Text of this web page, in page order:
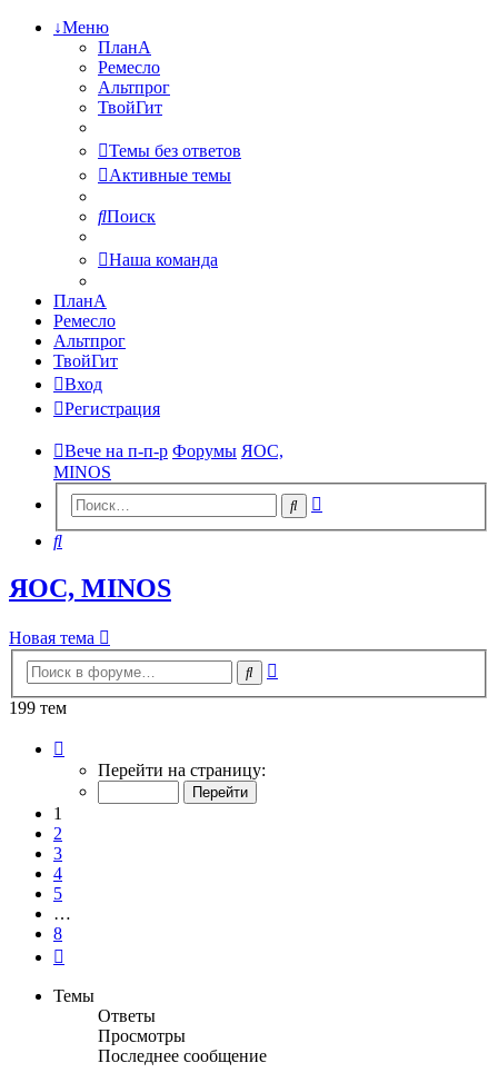
↓Меню
ПланА
Ремесло
Альтпрог
ТвойГит
Темы без ответов
Активные темы
Поиск
Наша команда
ПланА
Ремесло
Альтпрог
ТвойГит
Вход
Регистрация
Вече на п-п-р Форумы ЯОС,
MINOS
Поиск
Поиск
ЯОС, MINOS
Новая тема
Поиск
199 тем
Перейти на страницу:
1
2
3
4
5
…
8
Темы
Ответы
Просмотры
Последнее сообщение